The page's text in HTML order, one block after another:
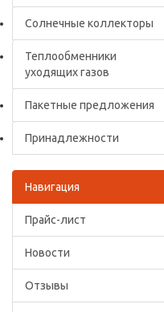
Солнечные коллекторы
Теплообменники
уходящих газов
Пакетные предложения
Принадлежности
Навигация
Прайс-лист
Новости
Отзывы